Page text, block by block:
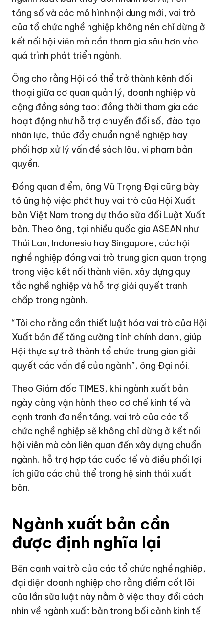
tảng số và các mô hình nội dung mới, vai trò
của tổ chức nghề nghiệp không nên chỉ dừng ở
kết nối hội viên mà cần tham gia sâu hơn vào
quá trình phát triển ngành.
Ông cho rằng Hội có thể trở thành kênh đối
thoại giữa cơ quan quản lý, doanh nghiệp và
cộng đồng sáng tạo; đồng thời tham gia các
hoạt động như hỗ trợ chuyển đổi số, đào tạo
nhân lực, thúc đẩy chuẩn nghề nghiệp hay
phối hợp xử lý vấn đề sách lậu, vi phạm bản
quyền.
Đồng quan điểm, ông Vũ Trọng Đại cũng bày
tỏ ủng hộ việc phát huy vai trò của Hội Xuất
bản Việt Nam trong dự thảo sửa đổi Luật Xuất
bản. Theo ông, tại nhiều quốc gia ASEAN như
Thái Lan, Indonesia hay Singapore, các hội
nghề nghiệp đóng vai trò trung gian quan trọng
trong việc kết nối thành viên, xây dựng quy
tắc nghề nghiệp và hỗ trợ giải quyết tranh
chấp trong ngành.
“Tôi cho rằng cần thiết luật hóa vai trò của Hội
Xuất bản để tăng cường tính chính danh, giúp
Hội thực sự trở thành tổ chức trung gian giải
quyết các vấn đề của ngành”, ông Đại nói.
Theo Giám đốc TIMES, khi ngành xuất bản
ngày càng vận hành theo cơ chế kinh tế và
cạnh tranh đa nền tảng, vai trò của các tổ
chức nghề nghiệp sẽ không chỉ dừng ở kết nối
hội viên mà còn liên quan đến xây dựng chuẩn
ngành, hỗ trợ hợp tác quốc tế và điều phối lợi
ích giữa các chủ thể trong hệ sinh thái xuất
bản.
Ngành xuất bản cần
được định nghĩa lại
Bên cạnh vai trò của các tổ chức nghề nghiệp,
đại diện doanh nghiệp cho rằng điểm cốt lõi
của lần sửa luật này nằm ở việc thay đổi cách
nhìn về ngành xuất bản trong bối cảnh kinh tế